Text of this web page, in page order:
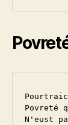
Povreté
N'eust